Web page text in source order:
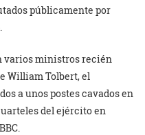
públicamente por
varios ministros recién
William Tolbert, el
a unos postes cavados en
del ejército en